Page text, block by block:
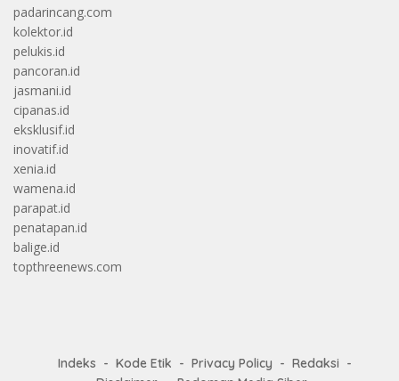
padarincang.com
kolektor.id
pelukis.id
pancoran.id
jasmani.id
cipanas.id
eksklusif.id
inovatif.id
xenia.id
wamena.id
parapat.id
penatapan.id
balige.id
topthreenews.com
Indeks Kode Etik Privacy Policy
Redaksi